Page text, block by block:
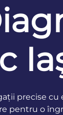
precise
pentru o